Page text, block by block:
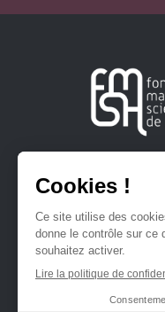
Créée en
soutient la
sciences